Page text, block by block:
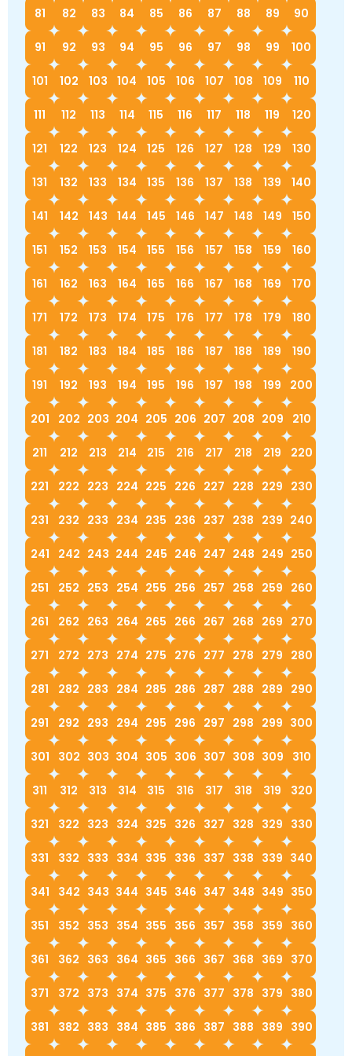
81 82 83 84 85 86 87 88 89 90
91 92 93 94 95 96 97 98 99 100
101 102 103 104 105 106 107 108 109 110
111 112 113 114 115 116 117 118 119 120
121 122 123 124 125 126 127 128 129 130
131 132 133 134 135 136 137 138 139 140
141 142 143 144 145 146 147 148 149 150
151 152 153 154 155 156 157 158 159 160
161 162 163 164 165 166 167 168 169 170
171 172 173 174 175 176 177 178 179 180
181 182 183 184 185 186 187 188 189 190
191 192 193 194 195 196 197 198 199 200
201 202 203 204 205 206 207 208 209 210
211 212 213 214 215 216 217 218 219 220
221 222 223 224 225 226 227 228 229 230
231 232 233 234 235 236 237 238 239 240
241 242 243 244 245 246 247 248 249 250
251 252 253 254 255 256 257 258 259 260
261 262 263 264 265 266 267 268 269 270
271 272 273 274 275 276 277 278 279 280
281 282 283 284 285 286 287 288 289 290
291 292 293 294 295 296 297 298 299 300
301 302 303 304 305 306 307 308 309 310
311 312 313 314 315 316 317 318 319 320
321 322 323 324 325 326 327 328 329 330
331 332 333 334 335 336 337 338 339 340
341 342 343 344 345 346 347 348 349 350
351 352 353 354 355 356 357 358 359 360
361 362 363 364 365 366 367 368 369 370
371 372 373 374 375 376 377 378 379 380
381 382 383 384 385 386 387 388 389 390